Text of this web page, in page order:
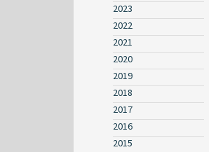
2023
2022
2021
2020
2019
2018
2017
2016
2015